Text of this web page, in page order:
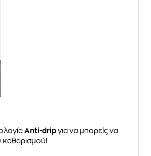
Anti-drip για να μπορείς να
καθαρισμού!